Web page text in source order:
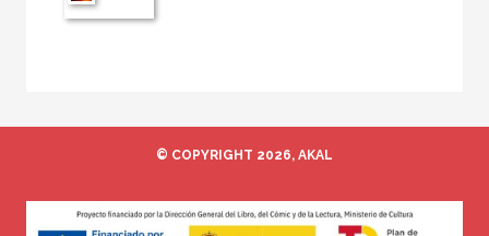
Escritor
Prologuista
Traductora
© COPYRIGHT 2026, AKAL